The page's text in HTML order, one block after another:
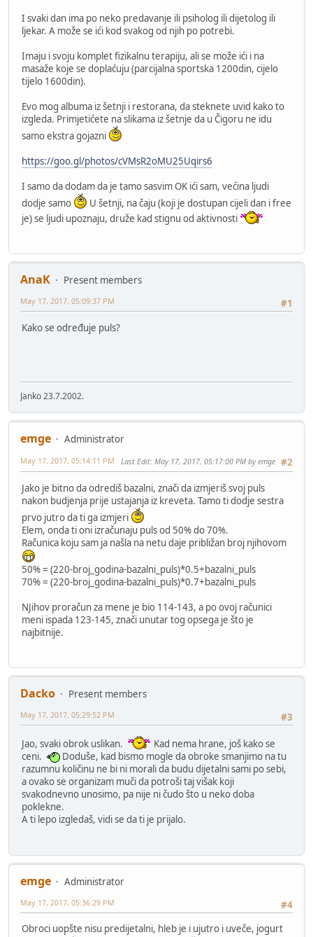
I svaki dan ima po neko predavanje ili psiholog ili dijetolog ili
ljekar. A može se ići kod svakog od njih po potrebi.
Imaju i svoju komplet fizikalnu terapiju, ali se može ići i na
masaže koje se doplaćuju (parcijalna sportska 1200din, cijelo
tijelo 1600din).
Evo mog albuma iz šetnji i restorana, da steknete uvid kako to
izgleda. Primjetićete na slikama iz šetnje da u Čigoru ne idu
samo ekstra gojazni
https://goo.gl/photos/cVMsR2oMU25Uqirs6
I samo da dodam da je tamo sasvim OK ići sam, većina ljudi
dodje samo
U šetnji, na čaju (koji je dostupan cijeli dan i free
je) se ljudi upoznaju, druže kad stignu od aktivnosti
AnaK
Present members
#1
May 17, 2017, 05:09:37 PM
Kako se određuje puls?
Janko 23.7.2002.
emge
Administrator
#2
May 17, 2017, 05:14:11 PM Last Edit: May 17, 2017, 05:17:00 PM by emge
Jako je bitno da odrediš bazalni, znači da izmjeriš svoj puls
nakon budjenja prije ustajanja iz kreveta. Tamo ti dodje sestra
prvo jutro da ti ga izmjeri
Elem, onda ti oni izračunaju puls od 50% do 70%.
Računica koju sam ja našla na netu daje približan broj njihovom
50% = (220-broj_godina-bazalni_puls)*0.5+bazalni_puls
70% = (220-broj_godina-bazalni_puls)*0.7+bazalni_puls
NJihov proračun za mene je bio 114-143, a po ovoj računici
meni ispada 123-145, znači unutar tog opsega je što je
najbitnije.
Dacko
Present members
#3
May 17, 2017, 05:29:52 PM
Jao, svaki obrok uslikan.
Kad nema hrane, još kako se
ceni.
Doduše, kad bismo mogle da obroke smanjimo na tu
razumnu količinu ne bi ni morali da budu dijetalni sami po sebi,
a ovako se organizam muči da potroši taj višak koji
svakodnevno unosimo, pa nije ni čudo što u neko doba
poklekne.
A ti lepo izgledaš, vidi se da ti je prijalo.
emge
Administrator
#4
May 17, 2017, 05:36:29 PM
Obroci uopšte nisu predijetalni, hleb je i ujutro i uveče, jogurt